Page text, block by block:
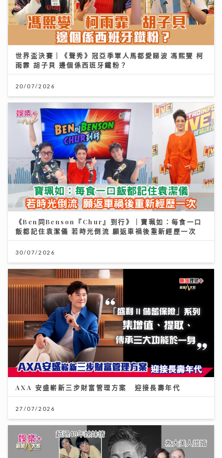
世界盃決賽｜《聲秀》冠亞季軍人馬都愛睇波 馮熙燮 柯
雨霏 胡子貝 邊個係西班牙鐵粉？
20/07/2026
《Ben同Benson『Chur』到行》｜寶珮如：每食一口
飯都記住袁潔儀 若時光倒流 願返車禍後重新經歷一次
30/07/2026
AXA 安盛嶄新三步財富管理方案 迎接長壽年代
27/07/2026